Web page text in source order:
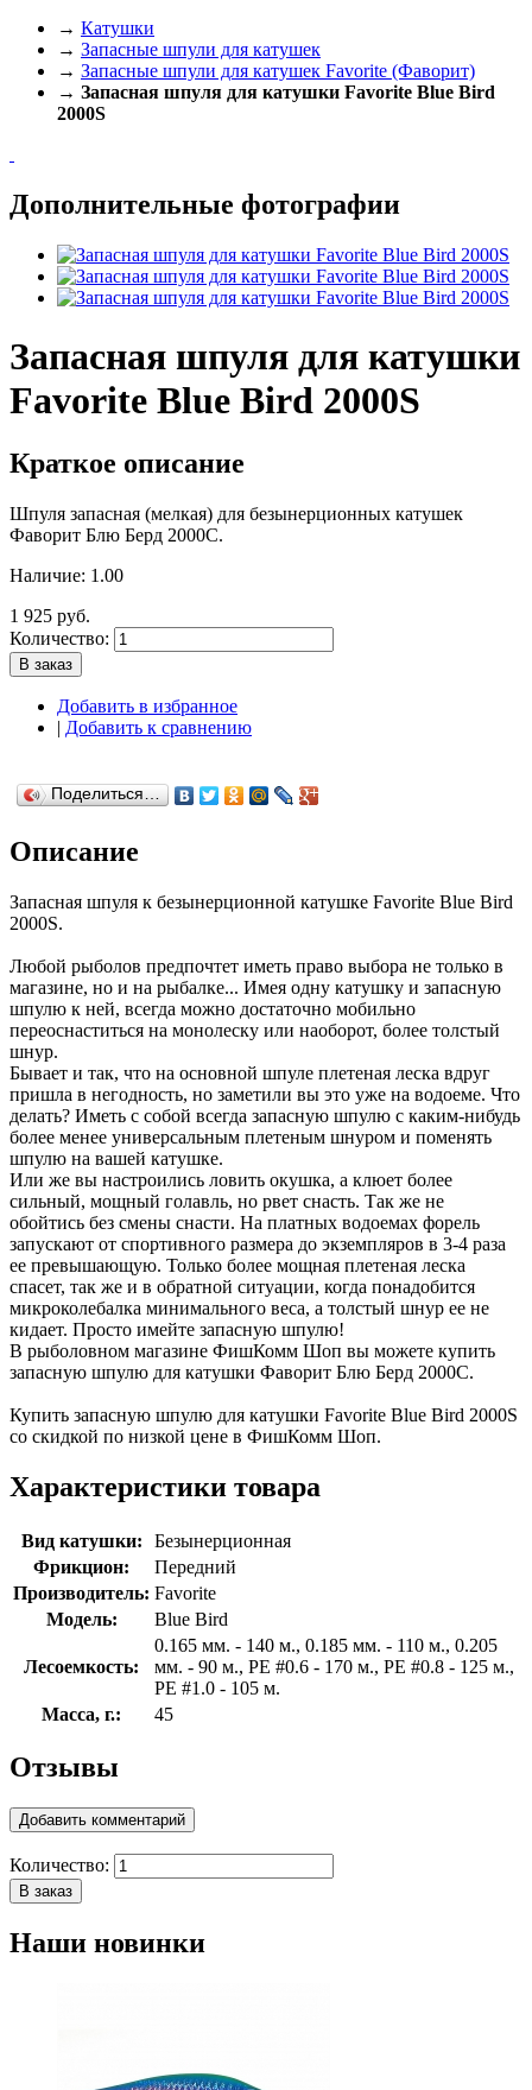
→ Катушки
→ Запасные шпули для катушек
→ Запасные шпули для катушек Favorite (Фаворит)
→ Запасная шпуля для катушки Favorite Blue Bird
2000S
Дополнительные фотографии
Запасная шпуля для катушки
Favorite Blue Bird 2000S
Краткое описание
Шпуля запасная (мелкая) для безынерционных катушек
Фаворит Блю Берд 2000С.
Наличие: 1.00
1 925 руб.
Количество:
В заказ
Добавить в избранное
| Добавить к сравнению
Поделиться…
Описание
Запасная шпуля к безынерционной катушке Favorite Blue Bird
2000S.
Любой рыболов предпочтет иметь право выбора не только в
магазине, но и на рыбалке... Имея одну катушку и запасную
шпулю к ней, всегда можно достаточно мобильно
переоснаститься на монолеску или наоборот, более толстый
шнур.
Бывает и так, что на основной шпуле плетеная леска вдруг
пришла в негодность, но заметили вы это уже на водоеме. Что
делать? Иметь с собой всегда запасную шпулю с каким-нибудь
более менее универсальным плетеным шнуром и поменять
шпулю на вашей катушке.
Или же вы настроились ловить окушка, а клюет более
сильный, мощный голавль, но рвет снасть. Так же не
обойтись без смены снасти. На платных водоемах форель
запускают от спортивного размера до экземпляров в 3-4 раза
ее превышающую. Только более мощная плетеная леска
спасет, так же и в обратной ситуации, когда понадобится
микроколебалка минимального веса, а толстый шнур ее не
кидает. Просто имейте запасную шпулю!
В рыболовном магазине ФишКомм Шоп вы можете купить
запасную шпулю для катушки Фаворит Блю Берд 2000С.
Купить запасную шпулю для катушки Favorite Blue Bird 2000S
со скидкой по низкой цене в ФишКомм Шоп.
Характеристики товара
Вид катушки:
Безынерционная
Фрикцион:
Передний
Производитель: Favorite
Модель:
Blue Bird
Лесоемкость:
0.165 мм. - 140 м., 0.185 мм. - 110 м., 0.205
мм. - 90 м., PE #0.6 - 170 м., PE #0.8 - 125 м.,
PE #1.0 - 105 м.
Масса, г.:
45
Отзывы
Добавить комментарий
Количество:
В заказ
Наши новинки